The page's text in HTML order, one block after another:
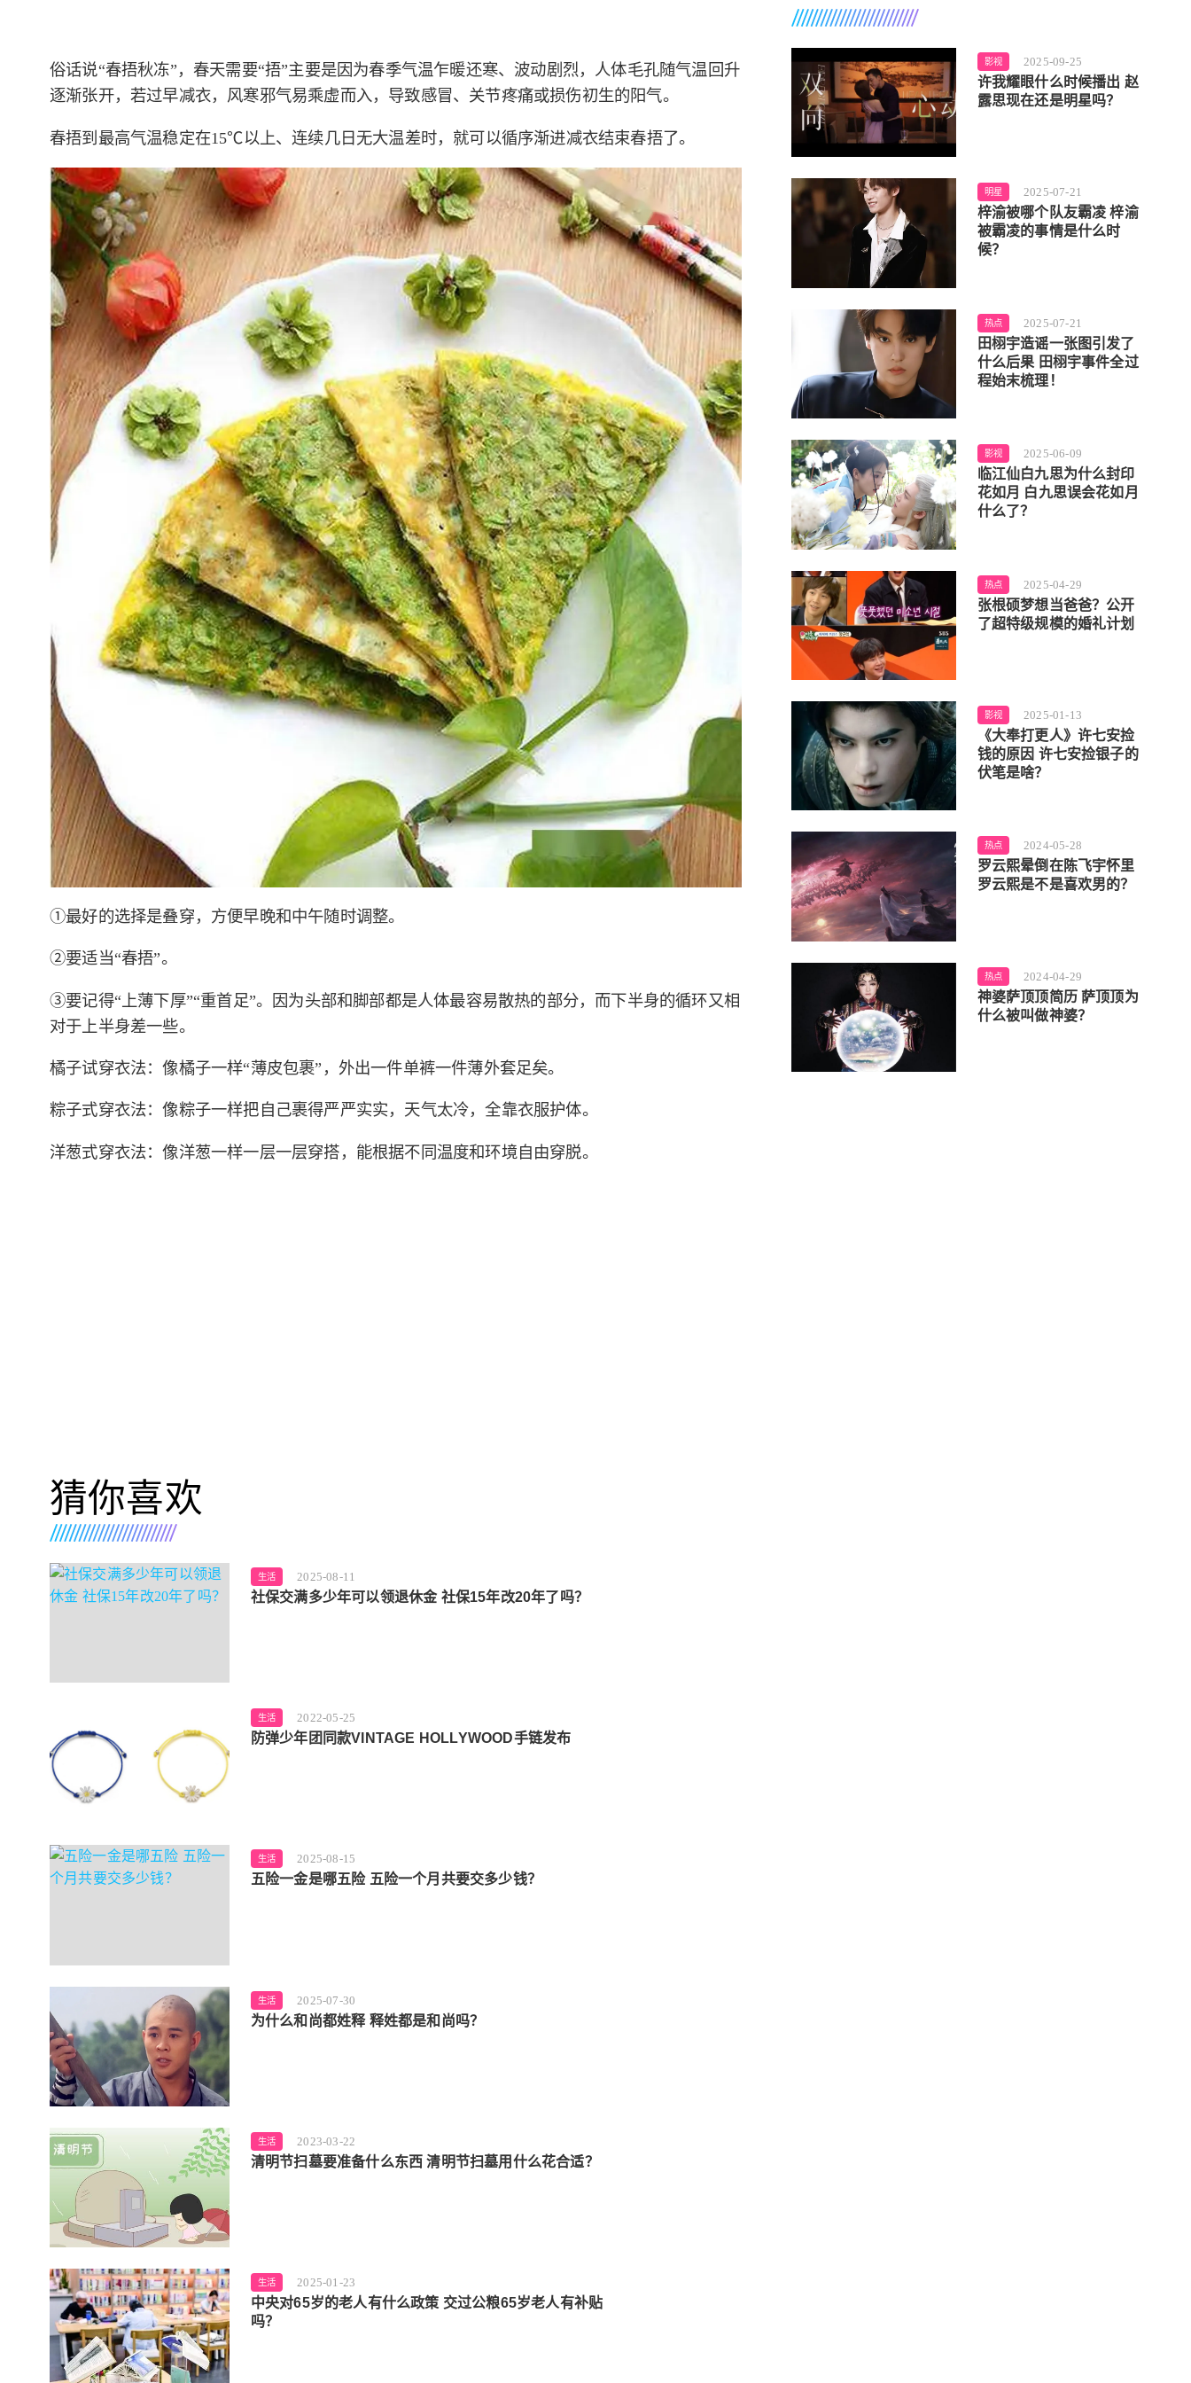
俗话说“春捂秋冻”，春天需要“捂”主要是因为春季气温乍暖还寒、波动剧烈，人体毛孔随气温回升
逐渐张开，若过早减衣，风寒邪气易乘虚而入，导致感冒、关节疼痛或损伤初生的阳气。
春捂到最高气温稳定在15℃以上、连续几日无大温差时，就可以循序渐进减衣结束春捂了。
①最好的选择是叠穿，方便早晚和中午随时调整。
②要适当“春捂”。
③要记得“上薄下厚”“重首足”。因为头部和脚部都是人体最容易散热的部分，而下半身的循环又相
对于上半身差一些。
橘子试穿衣法：像橘子一样“薄皮包裹”，外出一件单裤一件薄外套足矣。
粽子式穿衣法：像粽子一样把自己裹得严严实实，天气太冷，全靠衣服护体。
洋葱式穿衣法：像洋葱一样一层一层穿搭，能根据不同温度和环境自由穿脱。
猜你喜欢
生活 2025-08-11
社保交满多少年可以领退休金 社保15年改20年了吗？
生活 2022-05-25
防弹少年团同款VINTAGE HOLLYWOOD手链发布
生活 2025-08-15
五险一金是哪五险 五险一个月共要交多少钱？
生活 2025-07-30
为什么和尚都姓释 释姓都是和尚吗？
生活 2023-03-22
清明节扫墓要准备什么东西 清明节扫墓用什么花合适？
生活 2025-01-23
中央对65岁的老人有什么政策 交过公粮65岁老人有补贴
吗？
影视 2025-09-25
许我耀眼什么时候播出 赵
露思现在还是明星吗？
明星 2025-07-21
梓渝被哪个队友霸凌 梓渝
被霸凌的事情是什么时
候？
热点 2025-07-21
田栩宇造谣一张图引发了
什么后果 田栩宇事件全过
程始末梳理！
影视 2025-06-09
临江仙白九思为什么封印
花如月 白九思误会花如月
什么了？
热点 2025-04-29
张根硕梦想当爸爸？公开
了超特级规模的婚礼计划
影视 2025-01-13
《大奉打更人》许七安捡
钱的原因 许七安捡银子的
伏笔是啥？
热点 2024-05-28
罗云熙晕倒在陈飞宇怀里
罗云熙是不是喜欢男的？
热点 2024-04-29
神婆萨顶顶简历 萨顶顶为
什么被叫做神婆？